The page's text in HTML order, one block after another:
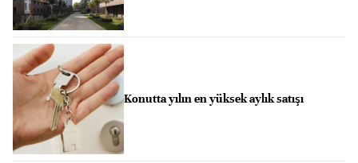
Konutta yılın en yüksek aylık satışı